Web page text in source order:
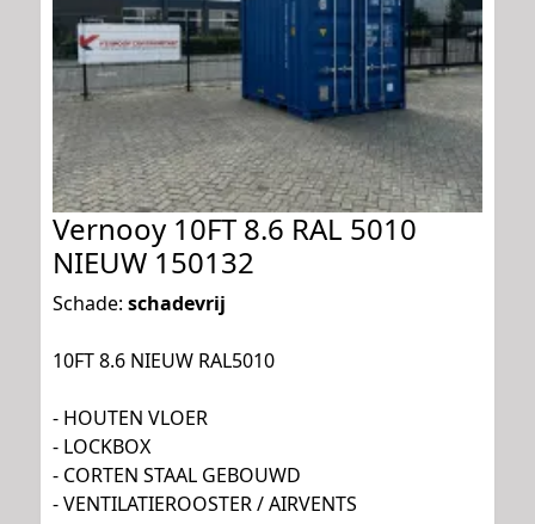
Vernooy 10FT 8.6 RAL 5010
NIEUW 150132
Schade: schadevrij
10FT 8.6 NIEUW RAL5010
- HOUTEN VLOER
- LOCKBOX
- CORTEN STAAL GEBOUWD
- VENTILATIEROOSTER / AIRVENTS